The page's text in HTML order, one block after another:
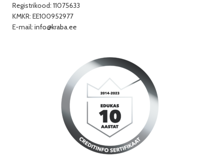
Registrikood: 11075633
KMKR: EE100952977
E-mail: info@kraba.ee